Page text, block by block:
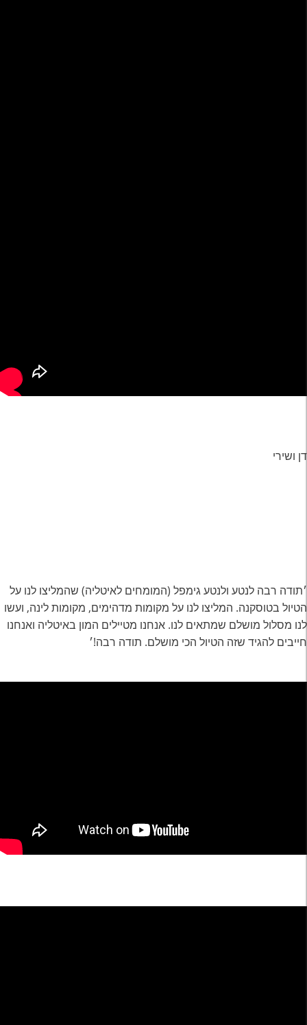
דן ושירי
׳תודה רבה לנטע ולנטע גימפל (המומחים לאיטליה) שהמליצו לנו על
הטיול בטוסקנה. המליצו לנו על מקומות מדהימים, מקומות לינה, ועשו
לנו מסלול מושלם שמתאים לנו. אנחנו מטיילים המון באיטליה ואנחנו
חייבים להגיד שזה הטיול הכי מושלם. תודה רבה!׳